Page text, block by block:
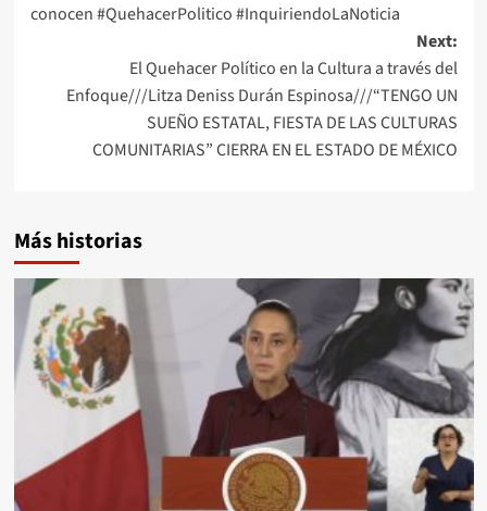
conocen #QuehacerPolitico #InquiriendoLaNoticia
Next:
El Quehacer Político en la Cultura a través del
Enfoque///Litza Deniss Durán Espinosa///“TENGO UN
SUEÑO ESTATAL, FIESTA DE LAS CULTURAS
COMUNITARIAS” CIERRA EN EL ESTADO DE MÉXICO
Más historias